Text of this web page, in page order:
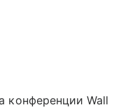
конференции Wall